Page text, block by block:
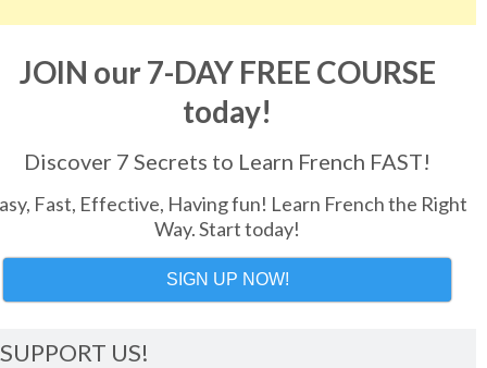
JOIN our 7-DAY FREE COURSE
today!
Discover 7 Secrets to Learn French FAST!
Fast, Effective, Having fun! Learn French the Right
Way. Start today!
SIGN UP NOW!
SUPPORT US!